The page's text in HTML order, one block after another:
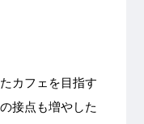
カフェを目指す
接点も増やした